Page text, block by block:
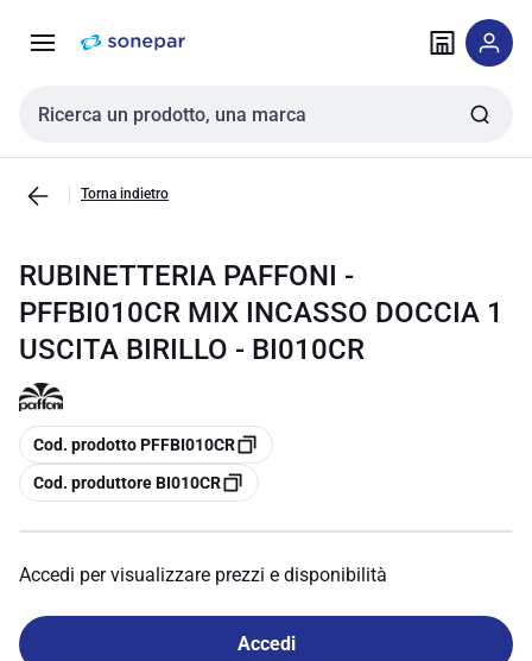
navigazione alla
Cerca input
Torna indietro
RUBINETTERIA PAFFONI -
PFFBI010CR MIX INCASSO DOCCIA 1
USCITA BIRILLO - BI010CR
copia
Cod. prodotto PFFBI010CR
copia
Cod. produttore BI010CR
Accedi per visualizzare prezzi e disponibilità
Accedi